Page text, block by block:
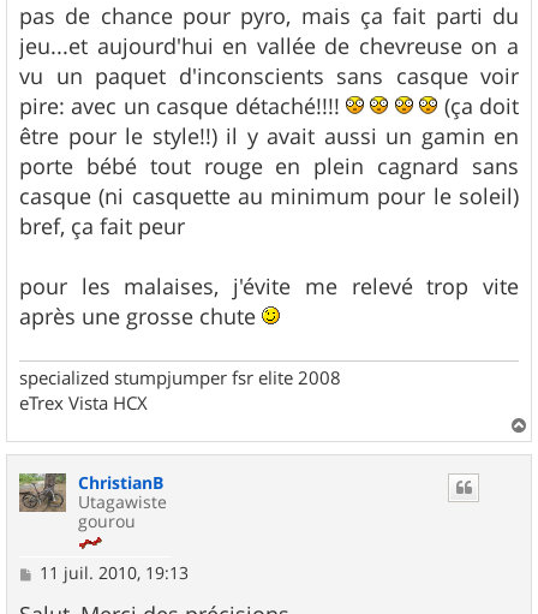
pas de chance pour pyro, mais ça fait parti du
jeu...et aujourd'hui en vallée de chevreuse on a
vu un paquet d'inconscients sans casque voir
pire: avec un casque détaché!!!!
(ça doit
être pour le style!!) il y avait aussi un gamin en
porte bébé tout rouge en plein cagnard sans
casque (ni casquette au minimum pour le soleil)
bref, ça fait peur
pour les malaises, j'évite me relevé trop vite
après une grosse chute
specialized stumpjumper fsr elite 2008
eTrex Vista HCX
a
ChristianB
Utagawiste
gourou
M11 juil. 2010, 19:13